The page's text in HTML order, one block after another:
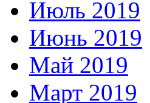
Июль 2019
Июнь 2019
Май 2019
Март 2019